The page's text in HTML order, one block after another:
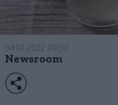
04·01·2022 09:30
Newsroom